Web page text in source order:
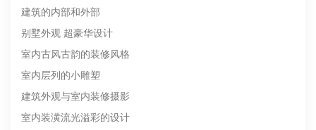
建筑的内部和外部
别墅外观 超豪华设计
室内古风古韵的装修风格
室内层列的小雕塑
建筑外观与室内装修摄影
室内装潢流光溢彩的设计